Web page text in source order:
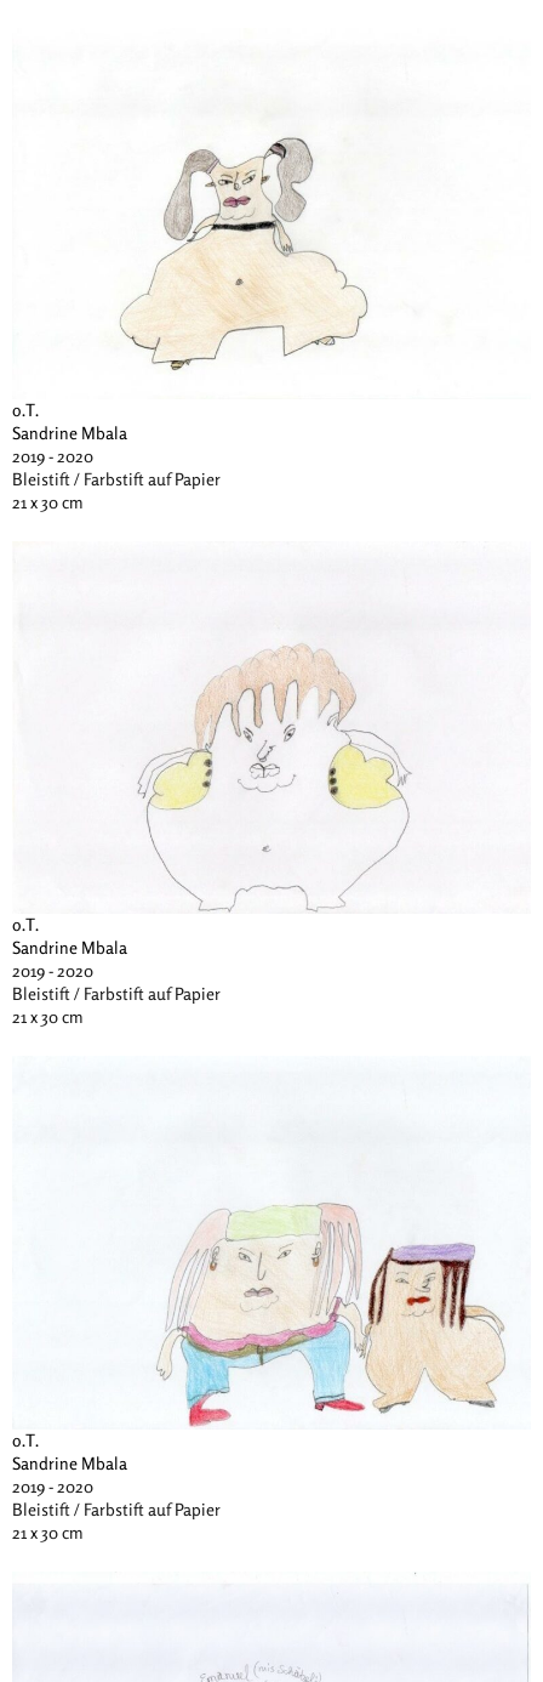
o.T.
Sandrine Mbala
2019 - 2020
Bleistift / Farbstift auf Papier
21 x 30 cm
o.T.
Sandrine Mbala
2019 - 2020
Bleistift / Farbstift auf Papier
21 x 30 cm
o.T.
Sandrine Mbala
2019 - 2020
Bleistift / Farbstift auf Papier
21 x 30 cm